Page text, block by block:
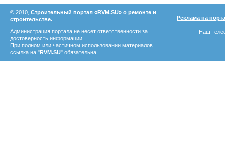
© 2010, Строительный портал «RVM.SU» о ремонте и
строительстве.
Администрация портала не несет ответственности за
достоверность информации.
При полном или частичном использовании материалов
ссылка на "RVM.SU" обязательна.
Реклама на
Наш